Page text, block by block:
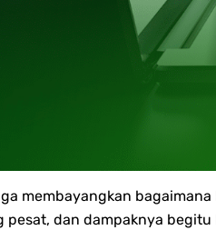
membayangkan
pesat, dan dampaknya